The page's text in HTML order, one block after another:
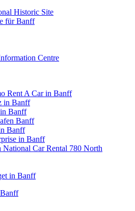
Historic Site
für Banff
Centre
Rent A Car in Banff
in Banff
Banff
Banff
Banff
in Banff
National Car Rental 780 North
in Banff